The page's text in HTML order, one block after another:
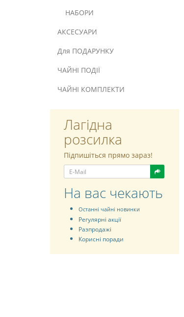
НАБОРИ
АКСЕСУАРИ
Для ПОДАРУНКУ
ЧАЙНІ ПОДІЇ
ЧАЙНІ КОМПЛЕКТИ
Лагідна
розсилка
Підпишіться прямо зараз!
На вас чекають
Останні чайні новинки
Регулярні акції
Разпродажі
Корисні поради